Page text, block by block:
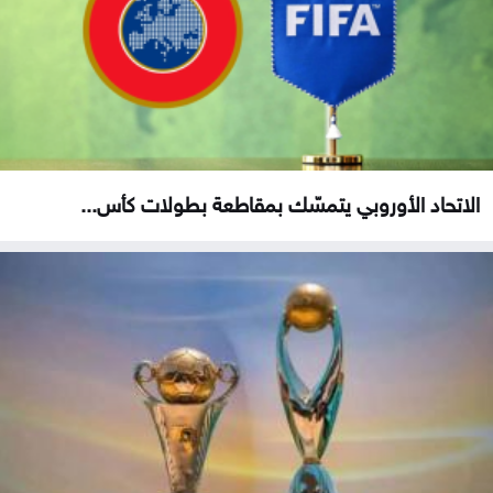
الاتحاد الأوروبي يتمسّك بمقاطعة بطولات كأس...